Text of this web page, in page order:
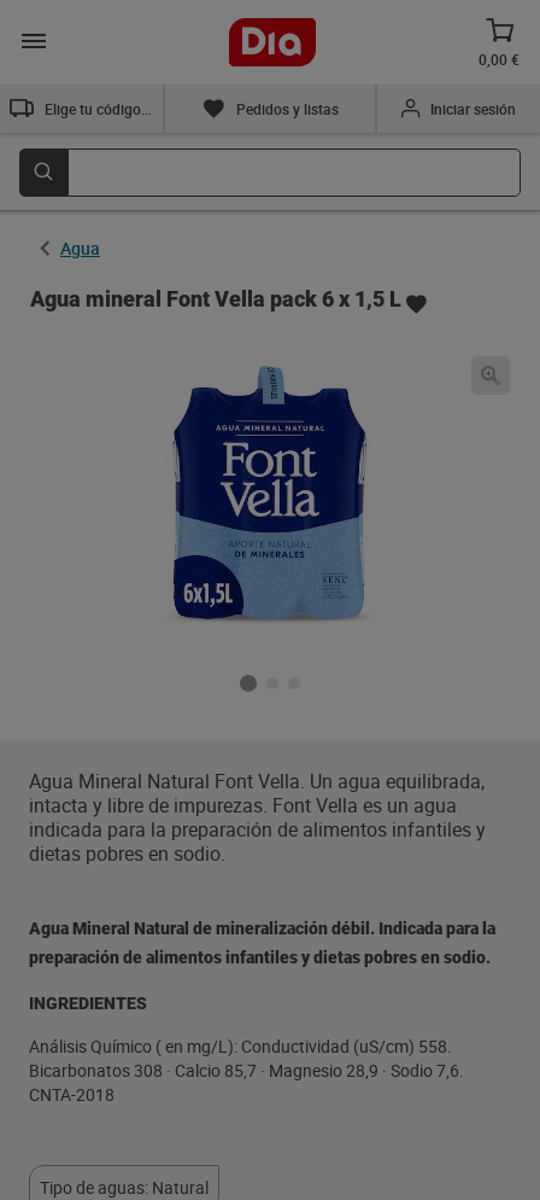
0,00 €
Pedidos y listas Iniciar sesión
Agua
Agua mineral Font Vella pack 6 x 1,5 L
Agua Mineral Natural Font Vella. Un agua equilibrada,
intacta y libre de impurezas. Font Vella es un agua
indicada para la preparación de alimentos infantiles y
dietas pobres en sodio.
Agua Mineral Natural de mineralización débil. Indicada para la
preparación de alimentos infantiles y dietas pobres en sodio.
INGREDIENTES
Análisis Químico ( en mg/L): Conductividad (uS/cm) 558.
Bicarbonatos 308 · Calcio 85,7 · Magnesio 28,9 · Sodio 7,6.
CNTA-2018
Tipo de aguas: Natural